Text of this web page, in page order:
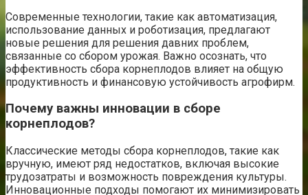
Современные технологии, такие как автоматизация,
использование данных и роботизация, предлагают
новые решения для решения давних проблем,
связанные со сбором урожая. Важно осознать, что
эффективность сбора корнеплодов влияет на общую
продуктивность и финансовую устойчивость агрофирм.
Почему важны инновации в сборе
корнеплодов?
Классические методы сбора корнеплодов, такие как
вручную, имеют ряд недостатков, включая высокие
трудозатраты и возможность повреждения культуры.
Инновационные подходы помогают их минимизировать